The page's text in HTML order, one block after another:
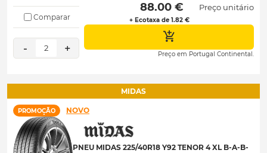
Comparar
- 2 +
88.00 €
+ Ecotaxa de 1.82 €
Preço unitário
Preço em Portugal Continental.
MIDAS
PROMOÇÃO NOVO
PNEU MIDAS 225/40R18 Y92 TENOR 4 XL B-A-B-